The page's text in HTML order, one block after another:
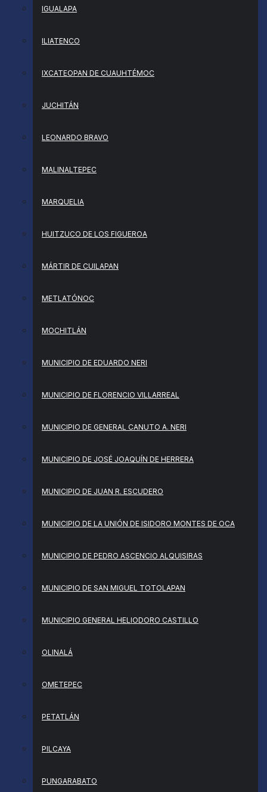
IGUALAPA
ILIATENCO
IXCATEOPAN DE CUAUHTÉMOC
JUCHITÁN
LEONARDO BRAVO
MALINALTEPEC
MARQUELIA
HUITZUCO DE LOS FIGUEROA
MÁRTIR DE CUILAPAN
METLATÓNOC
MOCHITLÁN
MUNICIPIO DE EDUARDO NERI
MUNICIPIO DE FLORENCIO VILLARREAL
MUNICIPIO DE GENERAL CANUTO A. NERI
MUNICIPIO DE JOSÉ JOAQUÍN DE HERRERA
MUNICIPIO DE JUAN R. ESCUDERO
MUNICIPIO DE LA UNIÓN DE ISIDORO MONTES DE OCA
MUNICIPIO DE PEDRO ASCENCIO ALQUISIRAS
MUNICIPIO DE SAN MIGUEL TOTOLAPAN
MUNICIPIO GENERAL HELIODORO CASTILLO
OLINALÁ
OMETEPEC
PETATLÁN
PILCAYA
PUNGARABATO